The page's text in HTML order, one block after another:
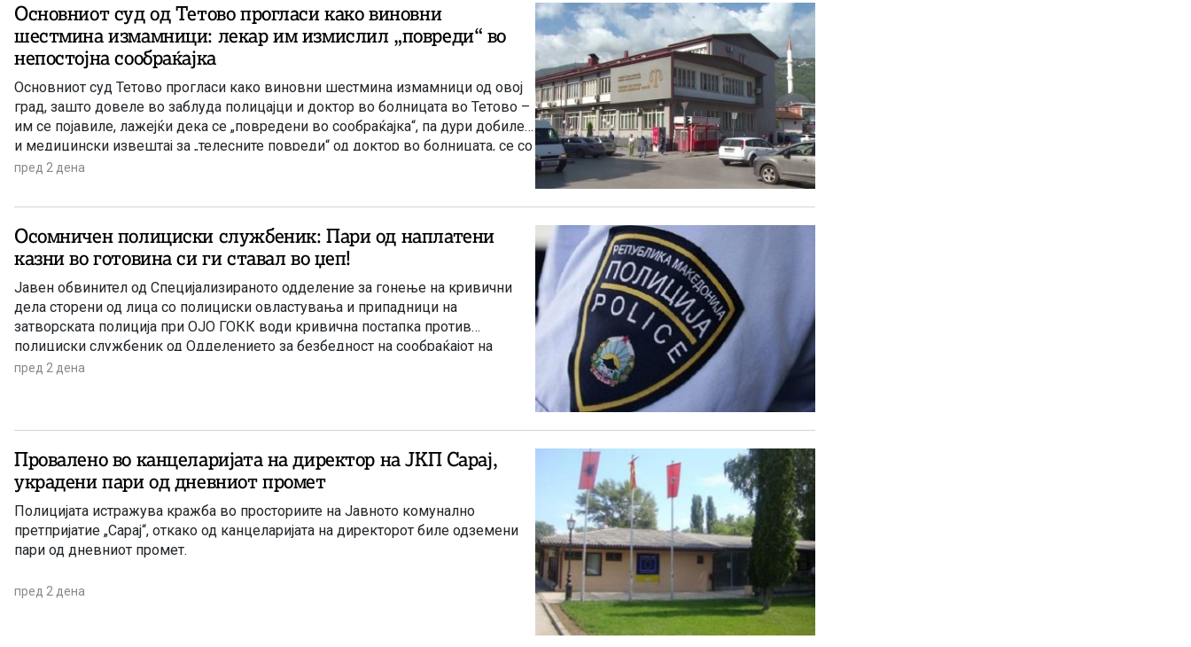
Основниот суд од Тетово прогласи како виновни
шестмина измамници: лекар им измислил „повреди“ во
непостојна сообраќајка
Основниот суд Тетово прогласи како виновни шестмина измамници од овој
град, зашто довеле во заблуда полицајци и доктор во болницата во Тетово –
им се појавиле, лажејќи дека се „повредени во сообраќајка“, па дури добиле
и медицински извештај за „телесните повреди“ од доктор во болницата, се со
цел да ја приложат таквата лажна медицинска документација пред
пред 2 дена
Осомничен полициски службеник: Пари од наплатени
казни во готовина си ги ставал во џеп!
Јавен обвинител од Специјализираното одделение за гонење на кривични
дела сторени од лица со полициски овластувања и припадници на
затворската полиција при ОЈО ГОКК води кривична постапка против
полициски службеник од Одделението за безбедност на сообраќајот на
патиштата при СВР Скопје, поради постоење основано сомнение дека сторил
пред 2 дена
Провалено во канцеларијата на директор на ЈКП Сарај,
украдени пари од дневниот промет
Полицијата истражува кражба во просториите на Јавното комунално
претпријатие „Сарај“, откако од канцеларијата на директорот биле одземени
пари од дневниот промет.
пред 2 дена